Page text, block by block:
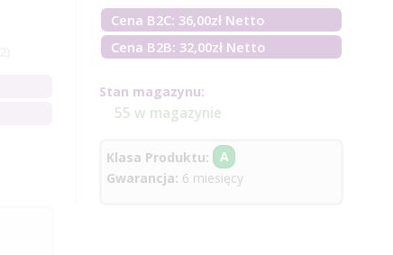
Cena B2C: 36,00złNetto
Cena B2B: 32,00zł Netto
Stan magazynu:
55 w magazynie
Klasa Produktu: A
Gwarancja: 6 miesięcy